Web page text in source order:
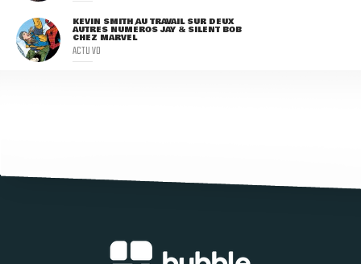
KEVIN SMITH AU TRAVAIL SUR DEUX
AUTRES NUMÉROS JAY & SILENT BOB
CHEZ MARVEL
ACTU VO